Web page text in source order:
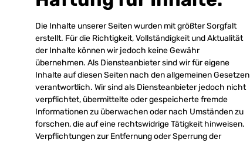
Die Inhalte unserer Seiten wurden mit größter Sorgfalt
erstellt. Für die Richtigkeit, Vollständigkeit und Aktualität
der Inhalte können wir jedoch keine Gewähr
übernehmen. Als Diensteanbieter sind wir für eigene
Inhalte auf diesen Seiten nach den allgemeinen Gesetzen
verantwortlich. Wir sind als Diensteanbieter jedoch nicht
verpflichtet, übermittelte oder gespeicherte fremde
Informationen zu überwachen oder nach Umständen zu
forschen, die auf eine rechtswidrige Tätigkeit hinweisen.
Verpflichtungen zur Entfernung oder Sperrung der